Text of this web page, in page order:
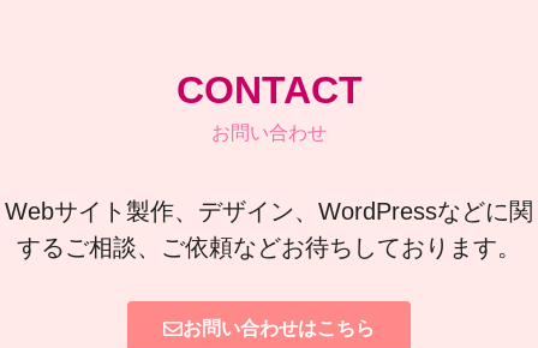
CONTACT
お問い合わせ
Webサイト製作、デザイン、WordPressなどに関
するご相談、ご依頼などお待ちしております。
お問い合わせはこちら